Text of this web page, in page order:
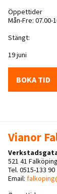
Öppettider
Mån-Fre: 07.00-
Stängt:
19 juni
BOKA TID
Vianor
521 41 Falköping
Tel. 0515-133 90
Email: